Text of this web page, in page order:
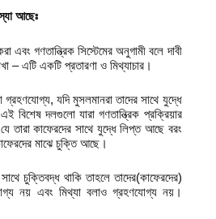
আছেঃ
এবং গণতান্ত্রিক সিস্টেমের অনুগামী বলে দাবী
– এটি একটি প্রতারণা ও মিথ্যাচার।
যদি মুসলমানরা তাদের সাথে যুদ্ধে
বিশেষ দলগুলো যারা গণতান্ত্রিক প্রক্রিয়ার
তারা কাফেরদের সাথে যুদ্ধে লিপ্ত আছে বরং
মাঝে চুক্তি আছে।
চুক্তিবদ্ধ থাকি তাহলে তাদের(কাফেরদের)
নয় এবং মিথ্যা বলাও গ্রহণযোগ্য নয়।